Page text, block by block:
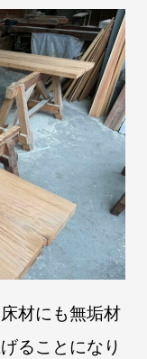
材にも無垢材
ることになり